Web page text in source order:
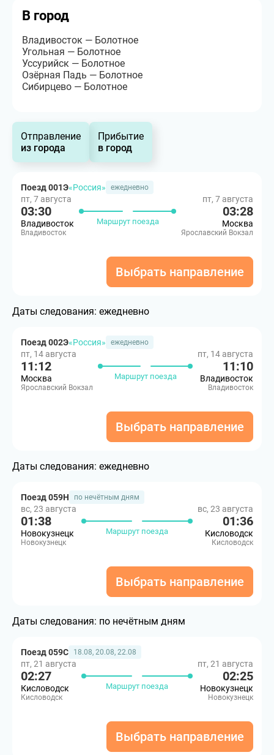
В город
Владивосток — Болотное
Угольная — Болотное
Уссурийск — Болотное
Озёрная Падь — Болотное
Сибирцево — Болотное
Отправление
из города
Прибытие
в город
Поезд 001Э«Россия» ежедневно
пт, 7 августа
03:30
Владивосток
Владивосток
Маршрут поезда
пт, 7 августа
03:28
Москва
Ярославский Вокзал
Выбрать направление
Даты следования: ежедневно
Поезд 002Э«Россия» ежедневно
пт, 14 августа
11:12
Москва
Ярославский Вокзал
Маршрут поезда
пт, 14 августа
11:10
Владивосток
Владивосток
Выбрать направление
Даты следования: ежедневно
Поезд 059Н по нечётным дням
вс, 23 августа
01:38
Новокузнецк
Новокузнецк
Маршрут поезда
вс, 23 августа
01:36
Кисловодск
Кисловодск
Выбрать направление
Даты следования: по нечётным дням
Поезд 059С 18.08, 20.08, 22.08
пт, 21 августа
02:27
Кисловодск
Кисловодск
Маршрут поезда
пт, 21 августа
02:25
Новокузнецк
Новокузнецк
Выбрать направление